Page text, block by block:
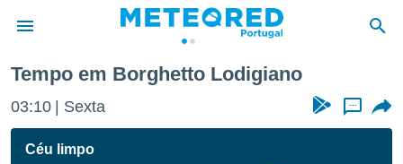
da
foi
Tempo em Borghetto Lodigiano
03:10 Sexta ...
Céu limpo